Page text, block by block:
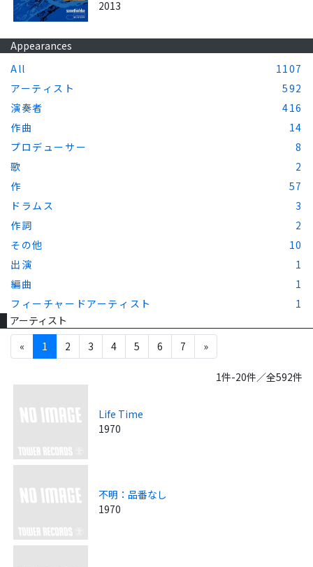
2013
Appearances
All
1107
アーティスト
592
演奏者
416
作曲
14
プロデューサー
8
歌
2
作
57
ドラムス
3
作詞
2
その他
10
出演
1
編曲
1
フィーチャードアーティスト
1
アーティスト
«
1 2 3 4 5 6 7 »
1件-20件／全592件
Life Time
1970
不明：品番なし
1970